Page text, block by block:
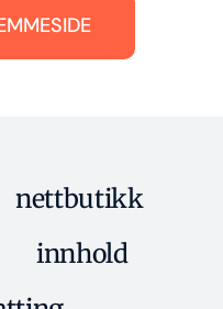
nettbutikk
innhold